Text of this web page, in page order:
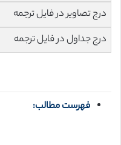
درج تصاویر در فایل ترجمه
درج جداول در فایل ترجمه
فهرست مطالب: